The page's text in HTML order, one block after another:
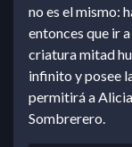
no es el mismo:
entonces que ir
criatura mitad
infinito y posee
permitirá a
Sombrerero.